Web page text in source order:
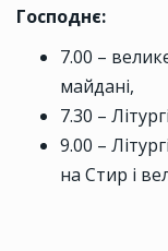
Господнє:
7.00 –
майдані,
7.30 –
9.00 –
на Стир і